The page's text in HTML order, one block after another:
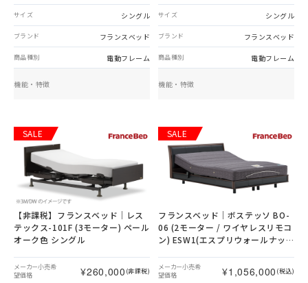
サイズ シングル
ブランド フランスベッド
商品種別 電動フレーム
機能・特徴
サイズ シングル
ブランド フランスベッド
商品種別 電動フレーム
機能・特徴
SALE
【非課税】 フランスベッド｜レス
テックス-101F (3モーター) ペール
オーク色 シングル
メーカー小売希
望価格
¥260,000 (非課税)
SALE
フランスベッド｜ボステッソ BO-
06 (2モーター / ワイヤレスリモコ
ン) ESW1(エスプリウォールナッ
メーカー小売希
望価格
¥1,056,000 (税込)